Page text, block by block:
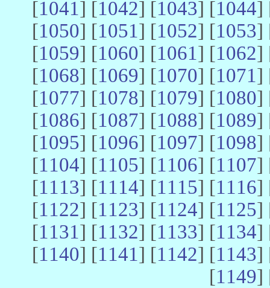
[1041] [1042] [1043] [1044]
[1050] [1051] [1052] [1053]
[1059] [1060] [1061] [1062]
[1068] [1069] [1070] [1071]
[1077] [1078] [1079] [1080]
[1086] [1087] [1088] [1089]
[1095] [1096] [1097] [1098]
[1104] [1105] [1106] [1107]
[1113] [1114] [1115] [1116]
[1122] [1123] [1124] [1125]
[1131] [1132] [1133] [1134]
[1140] [1141] [1142] [1143]
[1149]